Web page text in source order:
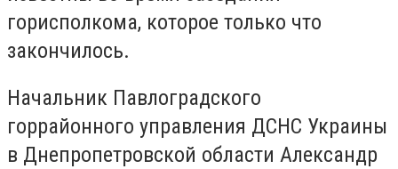
горисполкома, которое только что
закончилось.
Начальник Павлоградского
горрайонного управления ДСНС Украины
в Днепропетровской области Александр